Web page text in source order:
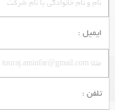
ایمیل :
تلفن :